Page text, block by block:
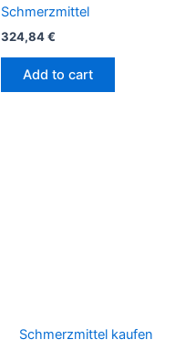
Schmerzmittel
324,84€
Add to cart
Schmerzmittel kaufen